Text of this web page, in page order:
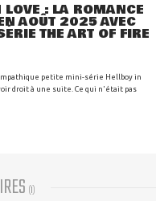
LOVE : LA ROMANCE
AOÛT 2025 AVEC
THE ART OF FIRE
petite mini-série Hellboy in
droit à une suite. Ce qui n'était pas
(1)